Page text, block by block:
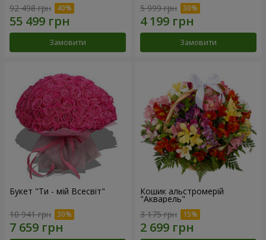
92 498 грн
Замовити
5 999 грн
Замовити
Букет "Ти - мій Всесвіт"
10 941 грн
Кошик альстромерій
"Акварель"
3 175 грн